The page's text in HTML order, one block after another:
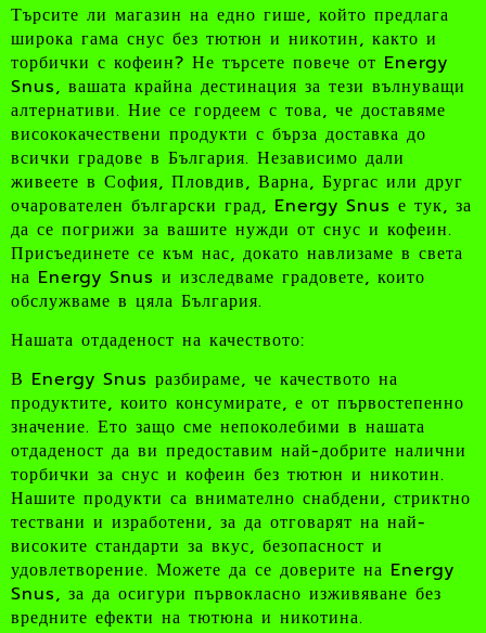
Търсите ли магазин на едно гише, който предлага
широка гама снус без тютюн и никотин, както и
торбички с кофеин? Не търсете повече от Energy
Snus, вашата крайна дестинация за тези вълнуващи
алтернативи. Ние се гордеем с това, че доставяме
висококачествени продукти с бърза доставка до
всички градове в България. Независимо дали
живеете в София, Пловдив, Варна, Бургас или друг
очарователен български град, Energy Snus е тук, за
да се погрижи за вашите нужди от снус и кофеин.
Присъединете се към нас, докато навлизаме в света
на Energy Snus и изследваме градовете, които
обслужваме в цяла България.
Нашата отдаденост на качеството:
В Energy Snus разбираме, че качеството на
продуктите, които консумирате, е от първостепенно
значение. Ето защо сме непоколебими в нашата
отдаденост да ви предоставим най-добрите налични
торбички за снус и кофеин без тютюн и никотин.
Нашите продукти са внимателно снабдени, стриктно
тествани и изработени, за да отговарят на най-
високите стандарти за вкус, безопасност и
удовлетворение. Можете да се доверите на Energy
Snus, за да осигури първокласно изживяване без
вредните ефекти на тютюна и никотина.